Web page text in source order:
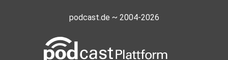
Homepage: https://www.sophiacharlottehoge.com
podcast.de ~ 2004-2026